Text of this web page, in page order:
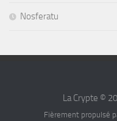
Nosferatu
La Crypte ©
Fièrement propulsé